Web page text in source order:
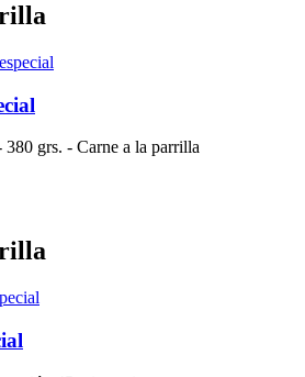
grs. - Carne a la parrilla